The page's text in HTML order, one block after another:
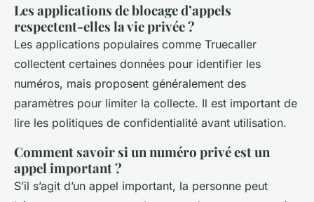
Les applications de blocage d’appels
respectent-elles la vie privée ?
Les applications populaires comme Truecaller
collectent certaines données pour identifier les
numéros, mais proposent généralement des
paramètres pour limiter la collecte. Il est important de
lire les politiques de confidentialité avant utilisation.
Comment savoir si un numéro privé est un
appel important ?
S’il s’agit d’un appel important, la personne peut